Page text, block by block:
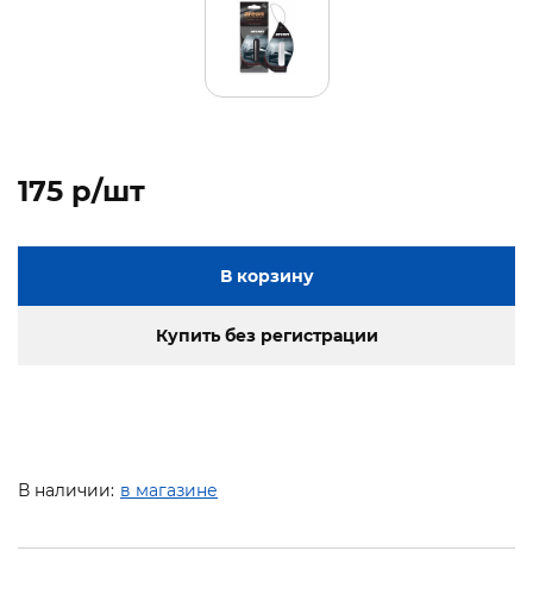
175 p/шт
В корзину
Купить без регистрации
В наличии: в магазине